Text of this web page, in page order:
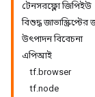
টেনসরফ্লো জিপিইউ
বিশুদ্ধ
উৎপাদন বিবেচনা
এপিআই
tf.browser
tf.node